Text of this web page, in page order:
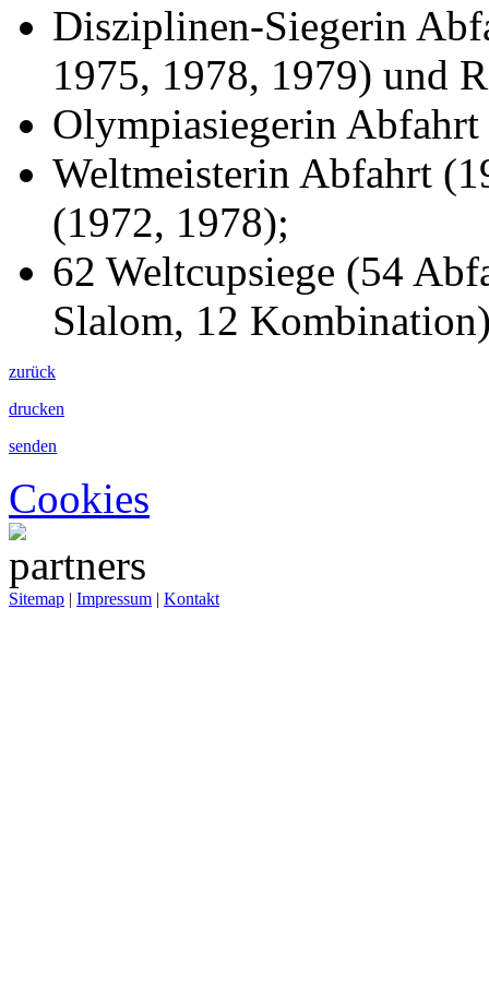
Disziplinen-Siegerin
1975, 1978, 1979) und
Olympiasiegerin
Weltmeisterin Abfahrt
(1972, 1978);
62 Weltcupsiege (54
Slalom, 12
zurück
drucken
senden
Cookies
Sitemap | Impressum | Kontakt